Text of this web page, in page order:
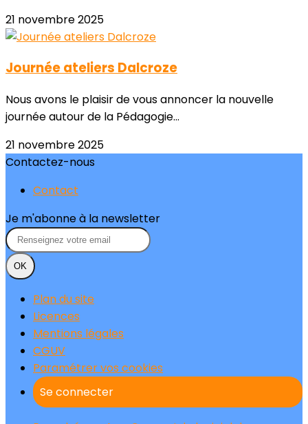
21 novembre 2025
Journée ateliers Dalcroze
Nous avons le plaisir de vous annoncer la nouvelle
journée autour de la Pédagogie...
21 novembre 2025
Contactez-nous
Contact
Je m'abonne à la newsletter
OK
Plan du site
Licences
Mentions légales
CGUV
Paramétrer vos cookies
Se connecter